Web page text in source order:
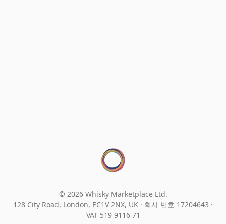
© 2026 Whisky Marketplace Ltd.
128 City Road, London, EC1V 2NX, UK · 회사 번호 17204643 ·
VAT 519 9116 71